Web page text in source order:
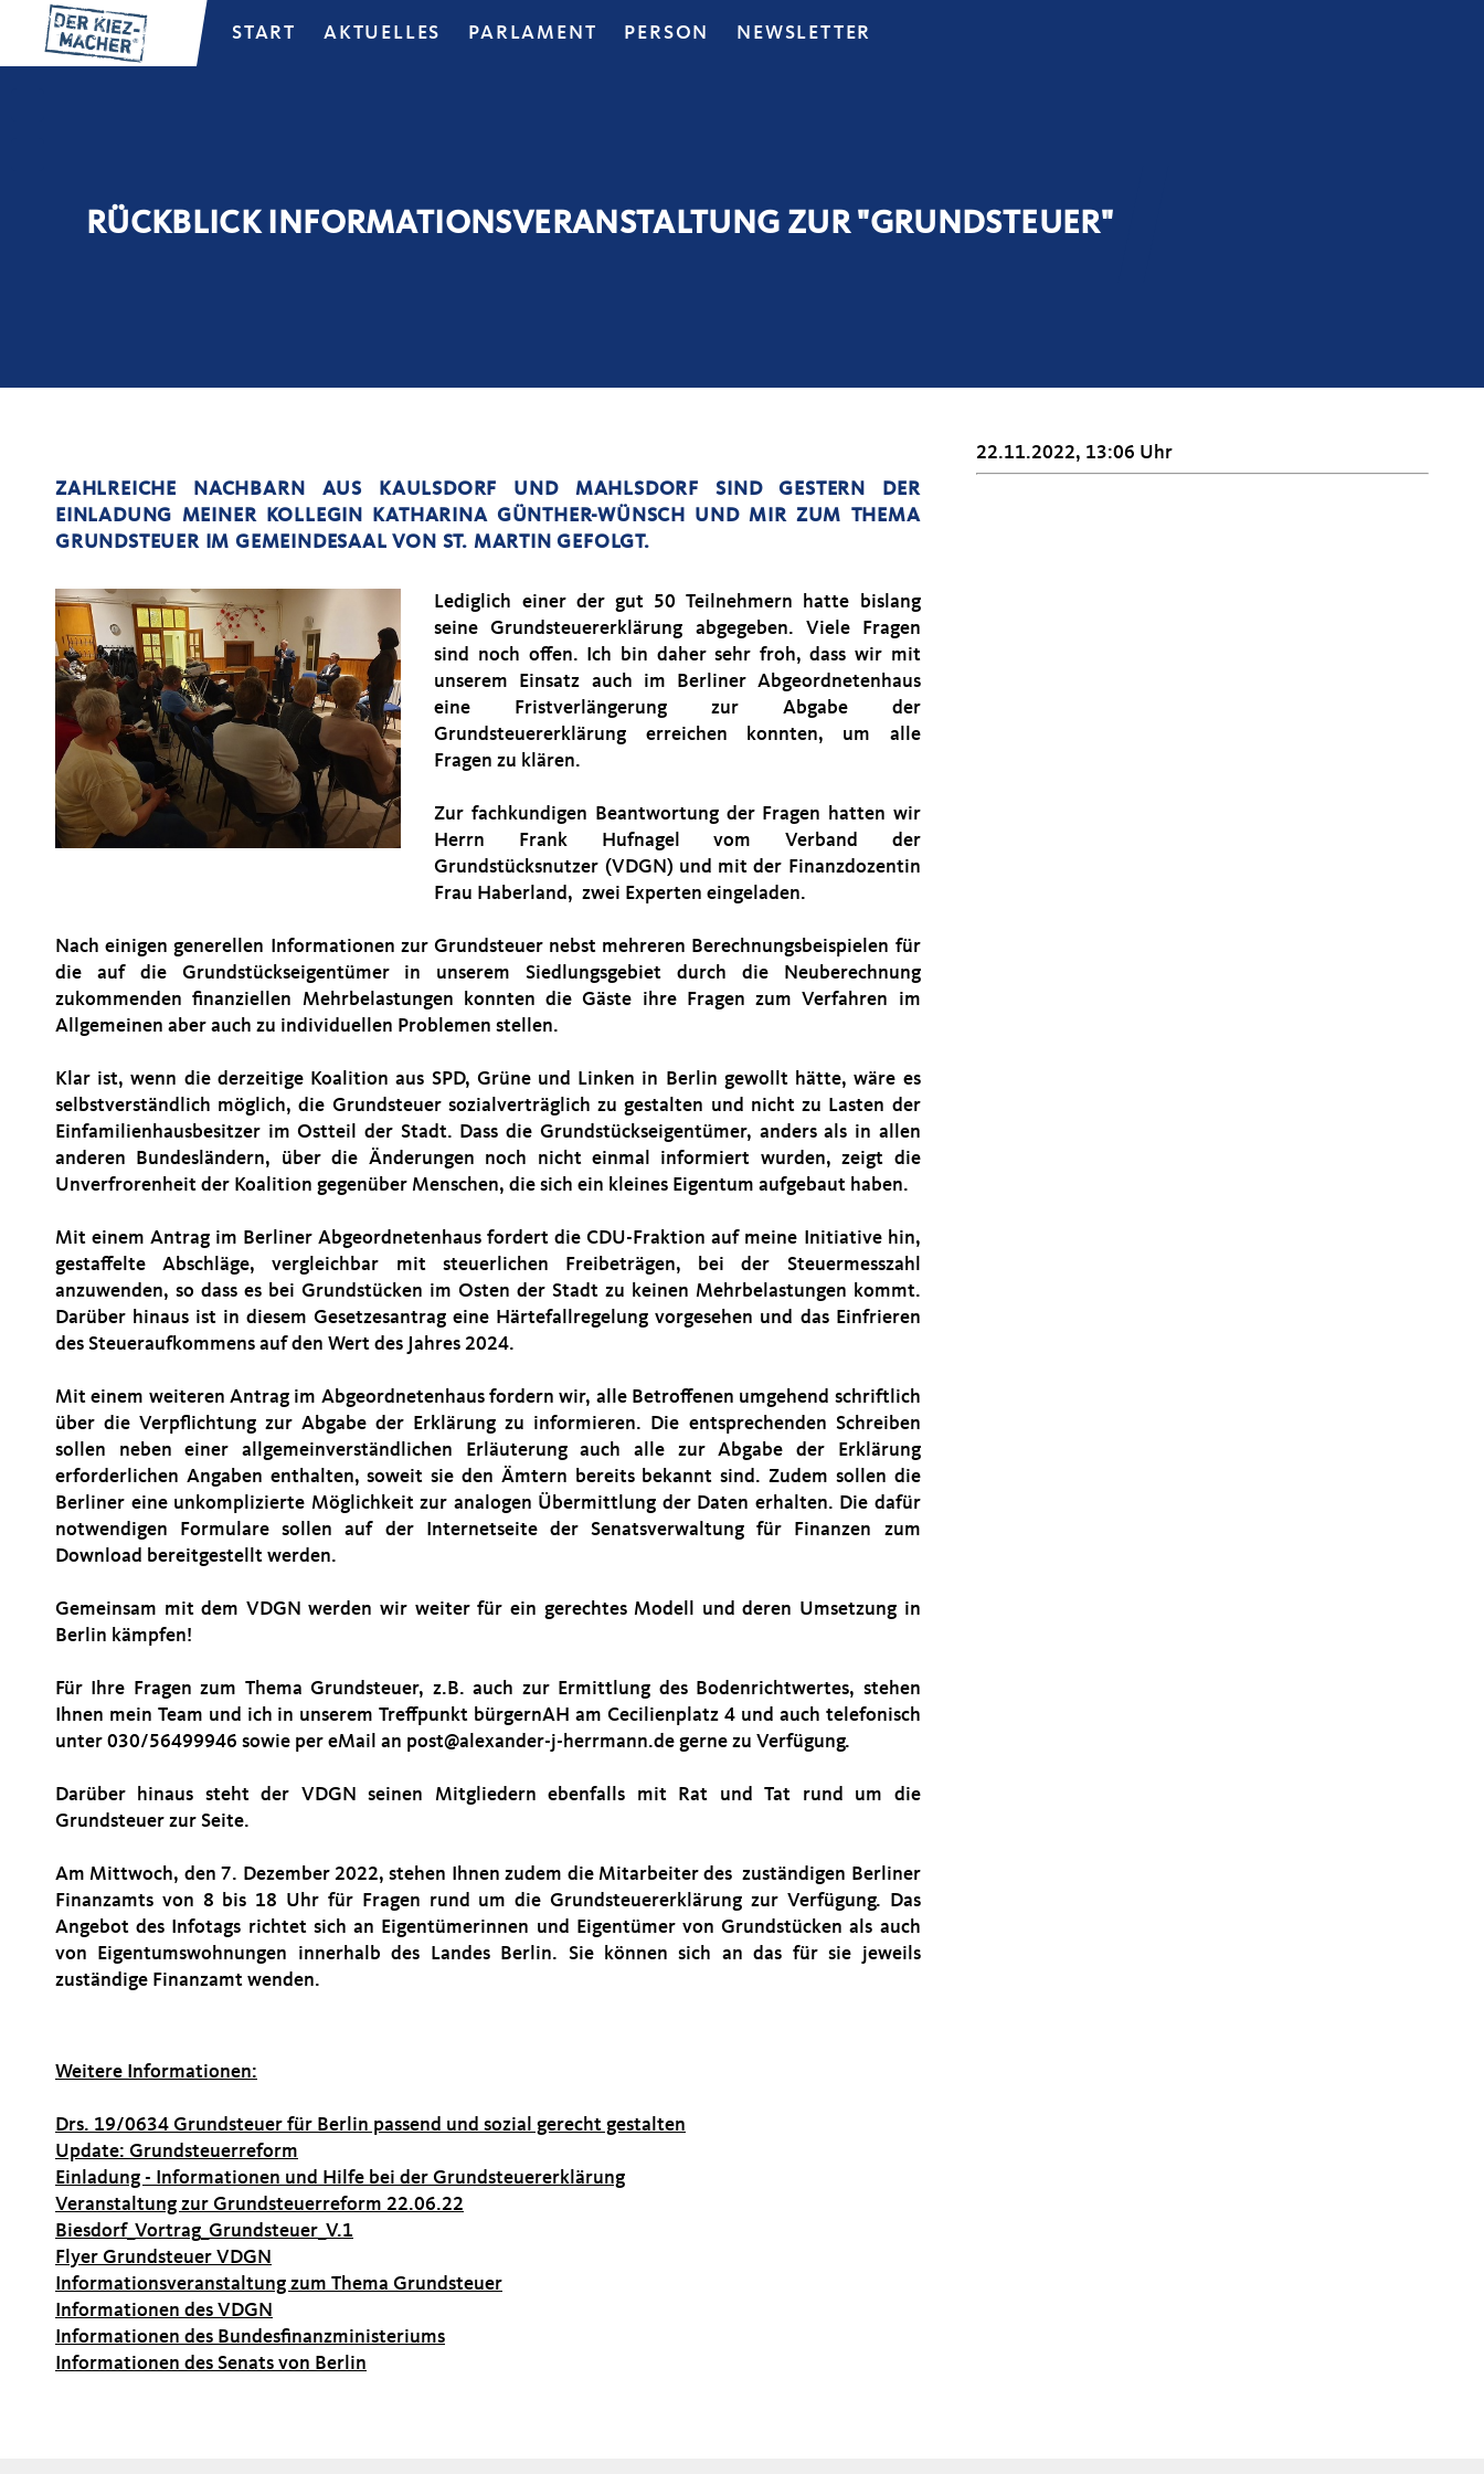
START AKTUELLES PARLAMENT PERSON NEWSLETTER
RÜCKBLICK INFORMATIONSVERANSTALTUNG ZUR "GRUNDSTEUER"
ZAHLREICHE NACHBARN AUS KAULSDORF UND MAHLSDORF SIND GESTERN DER
EINLADUNG MEINER KOLLEGIN KATHARINA GÜNTHER-WÜNSCH UND MIR ZUM THEMA
GRUNDSTEUER IM GEMEINDESAAL VON ST. MARTIN GEFOLGT.
Lediglich einer der gut 50 Teilnehmern hatte bislang
seine Grundsteuererklärung abgegeben. Viele Fragen
sind noch offen. Ich bin daher sehr froh, dass wir mit
unserem Einsatz auch im Berliner Abgeordnetenhaus
eine Fristverlängerung zur Abgabe der
Grundsteuererklärung erreichen konnten, um alle
Fragen zu klären.
Zur fachkundigen Beantwortung der Fragen hatten wir
Herrn Frank Hufnagel vom Verband der
Grundstücksnutzer (VDGN) und mit der Finanzdozentin
Frau Haberland, zwei Experten eingeladen.
Nach einigen generellen Informationen zur Grundsteuer nebst mehreren Berechnungsbeispielen für
die auf die Grundstückseigentümer in unserem Siedlungsgebiet durch die Neuberechnung
zukommenden finanziellen Mehrbelastungen
konnten die Gäste ihre Fragen zum Verfahren im
Allgemeinen aber auch zu individuellen Problemen stellen.
Klar ist, wenn die derzeitige Koalition aus SPD, Grüne und Linken in Berlin gewollt hätte, wäre es
selbstverständlich möglich, die Grundsteuer sozialverträglich zu gestalten und nicht zu Lasten der
Einfamilienhausbesitzer im Ostteil der Stadt. Dass die Grundstückseigentümer, anders als in allen
anderen Bundesländern, über die Änderungen noch nicht einmal informiert wurden, zeigt die
Unverfrorenheit der Koalition gegenüber Menschen, die sich ein kleines Eigentum aufgebaut haben.
Mit einem Antrag im Berliner Abgeordnetenhaus fordert die CDU-Fraktion auf meine Initiative hin,
gestaffelte Abschläge, vergleichbar mit steuerlichen Freibeträgen, bei der Steuermesszahl
anzuwenden, so dass es bei Grundstücken im Osten der Stadt zu keinen Mehrbelastungen kommt.
Darüber hinaus ist in diesem Gesetzesantrag eine Härtefallregelung vorgesehen und das Einfrieren
des Steueraufkommens auf den Wert des Jahres 2024.
Mit einem weiteren Antrag im Abgeordnetenhaus fordern wir, alle Betroffenen umgehend schriftlich
über die Verpflichtung zur Abgabe der Erklärung zu informieren. Die entsprechenden Schreiben
sollen neben einer allgemeinverständlichen Erläuterung auch alle zur Abgabe der Erklärung
erforderlichen Angaben enthalten, soweit sie den Ämtern bereits bekannt sind. Zudem sollen die
Berliner eine unkomplizierte Möglichkeit zur analogen Übermittlung der Daten erhalten. Die dafür
notwendigen Formulare sollen auf der Internetseite der Senatsverwaltung für Finanzen zum
Download bereitgestellt werden.
Gemeinsam mit dem VDGN werden wir weiter für ein gerechtes Modell und deren Umsetzung in
Berlin kämpfen!
Für Ihre Fragen zum Thema Grundsteuer, z.B. auch zur Ermittlung des Bodenrichtwertes, stehen
Ihnen mein Team und ich in unserem Treffpunkt bürgernAH am Cecilienplatz 4 und auch telefonisch
unter 030/56499946 sowie per eMail an post@alexander-j-herrmann.de gerne zu Verfügung.
Darüber hinaus steht der VDGN seinen Mitgliedern ebenfalls mit Rat und Tat rund um die
Grundsteuer zur Seite.
Am Mittwoch, den 7. Dezember 2022, stehen Ihnen zudem die Mitarbeiter des zuständigen Berliner
Finanzamts von 8 bis 18 Uhr für Fragen rund um die Grundsteuererklärung zur Verfügung. Das
Angebot des Infotags richtet sich an Eigentümerinnen und Eigentümer von Grundstücken als auch
von Eigentumswohnungen innerhalb des Landes Berlin. Sie können sich an das für sie jeweils
zuständige Finanzamt wenden.
Weitere Informationen:
Drs. 19/0634 Grundsteuer für Berlin passend und sozial gerecht gestalten
Update: Grundsteuerreform
Einladung - Informationen und Hilfe bei der Grundsteuererklärung
Veranstaltung zur Grundsteuerreform 22.06.22
Biesdorf_Vortrag_Grundsteuer_V.1
Flyer Grundsteuer VDGN
Informationsveranstaltung zum Thema Grundsteuer
Informationen des VDGN
Informationen des Bundesfinanzministeriums
Informationen des Senats von Berlin
22.11.2022, 13:06 Uhr